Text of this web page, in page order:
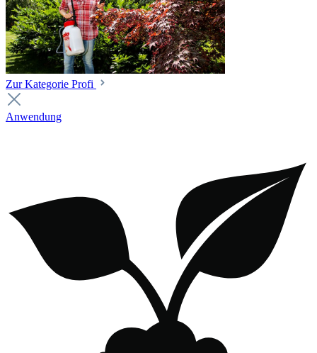
Zur Kategorie Profi
Anwendung